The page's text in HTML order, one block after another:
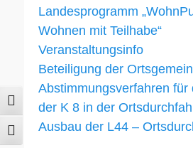
Umschalten auf hohe Kontraste
Schrift vergrößern
Landesprogramm
Wohnen mit Teilhabe“
Veranstaltungsinfo
Beteiligung der
Abstimmungsverfahren für
der K 8 in der
Ausbau der L44 –